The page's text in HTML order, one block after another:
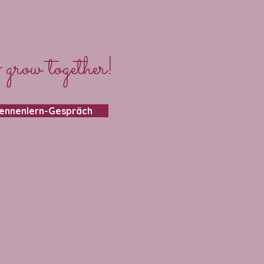
together!
Gespräch